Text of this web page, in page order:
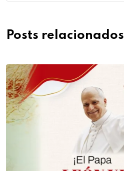
Posts relacionados